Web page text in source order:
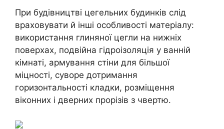
При будівництві цегельних будинків слід
враховувати й інші особливості матеріалу:
використання глиняної цегли на нижніх
поверхах, подвійна гідроізоляція у ванній
кімнаті, армування стіни для більшої
міцності, суворе дотримання
горизонтальності кладки, розміщення
віконних і дверних прорізів з чвертю.